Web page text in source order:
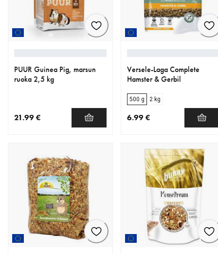
PUUR Guinea Pig, marsun
ruoka 2,5 kg
21.99 €
Versele-Laga Complete
Hamster & Gerbil
500 g 2 kg
6.99 €